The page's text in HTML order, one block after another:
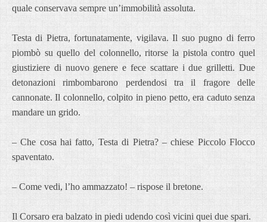
quale conservava sempre un’immobilità assoluta.
Testa di Pietra, fortunatamente, vigilava. Il suo pugno di ferro
piombò su quello del colonnello, ritorse la pistola contro quel
giustiziere di nuovo genere e fece scattare i due grilletti. Due
detonazioni rimbombarono perdendosi tra il fragore delle
cannonate. Il colonnello, colpito in pieno petto, era caduto senza
mandare un grido.
– Che cosa hai fatto, Testa di Pietra? – chiese Piccolo Flocco
spaventato.
– Come vedi, l’ho ammazzato! – rispose il bretone.
Il Corsaro era balzato in piedi udendo così vicini quei due spari.